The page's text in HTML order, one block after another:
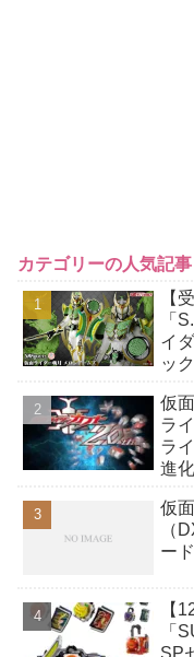
カテゴリーの人気記事
【
「
イ
ッ
ズ
仮
ラ
ラ
進
仮
（
ード
【
「